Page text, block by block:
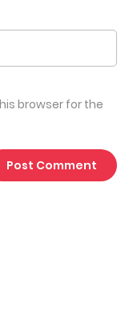
browser for the